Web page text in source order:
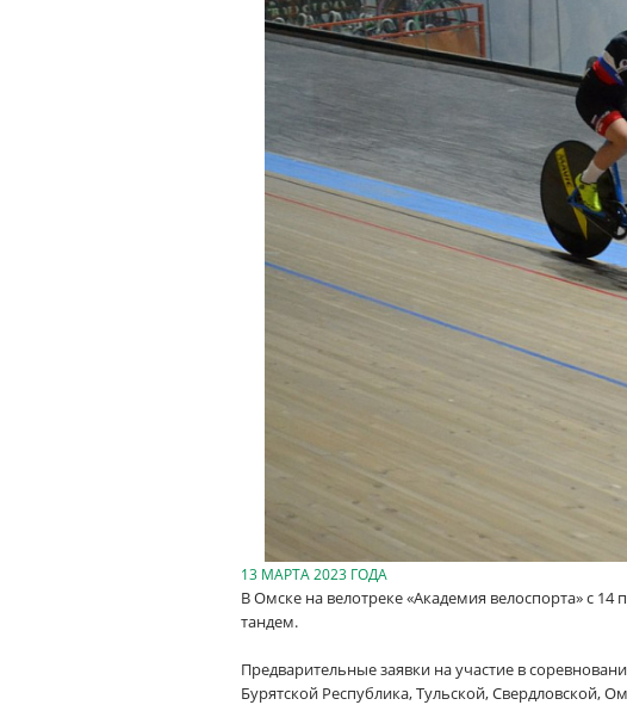
13 МАРТА 2023 ГОДА
В Омске на велотреке «Академия велоспорта» с
тандем.
Предварительные заявки на участие в
Бурятской Республика, Тульской, Свердловской,